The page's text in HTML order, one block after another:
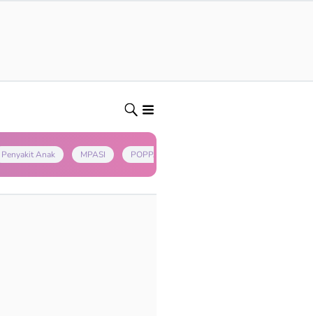
Penyakit Anak MPASI POPPAPA